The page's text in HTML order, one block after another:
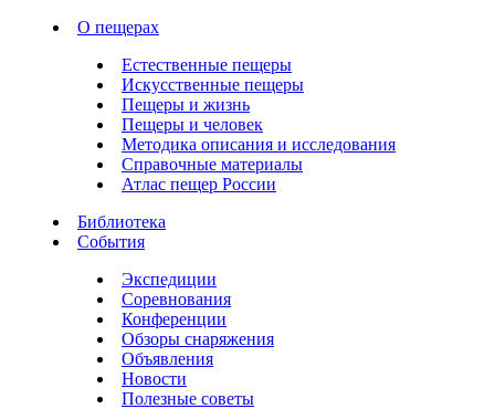
О пещерах
Естественные пещеры
Искусственные пещеры
Пещеры и жизнь
Пещеры и человек
Методика описания и исследования
Справочные материалы
Атлас пещер России
Библиотека
События
Экспедиции
Соревнования
Конференции
Обзоры снаряжения
Объявления
Новости
Полезные советы